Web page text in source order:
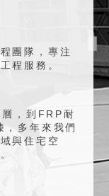
團隊，專注
程服務。
，到FRP耐
，多年來我們
與住宅空